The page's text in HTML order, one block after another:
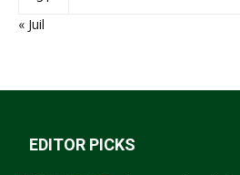
« Juil
EDITOR PICKS